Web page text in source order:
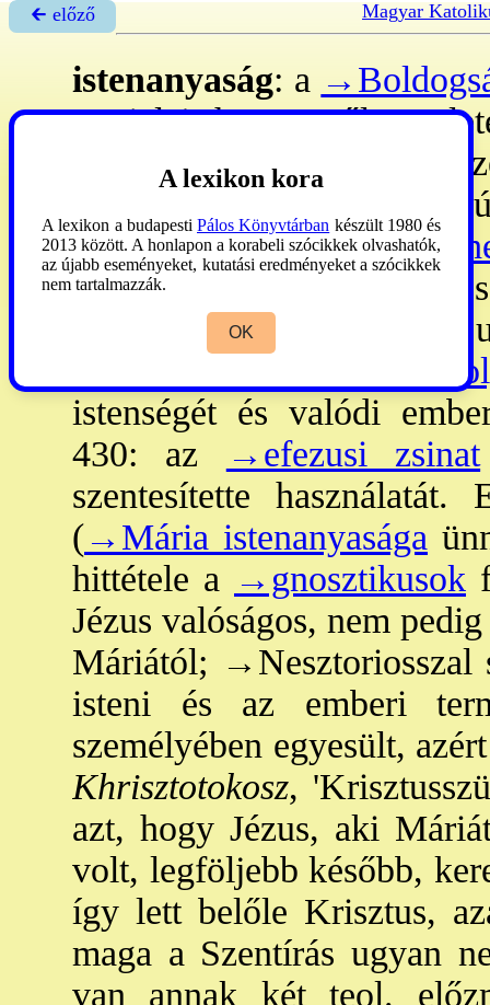
🡰 előző Magyar
istenanyaság: a
azt jelzi, hogy a tőle
vagyis isteni személy.
nevezni akkor is, ha a
vette magára. - A
megtalálható. Igazi
során nyerte.
istenségét és valódi
430: az
→efezusi zsinat
szentesítette
(→Mária istenanyasága
hittétele a →gnosztikusok
Jézus valóságos, nem
Máriától; →Nesztoriosszal
isteni és az emberi
személyében egyesült,
Khrisztotokosz,
azt, hogy Jézus, aki
volt, legföljebb később,
így lett belőle Krisztus,
maga a Szentírás ugyan
van annak két teol.
A lexikon kora
A lexikon a budapesti Pálos Könyvtárban készült 1980 és
2013 között. A honlapon a korabeli szócikkek olvashatók,
az újabb eseményeket, kutatási eredményeket a szócikkek
nem tartalmazzák.
OK